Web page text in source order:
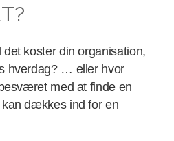
koster din organisation,
hverdag? … eller hvor
med at finde en
dækkes ind for en